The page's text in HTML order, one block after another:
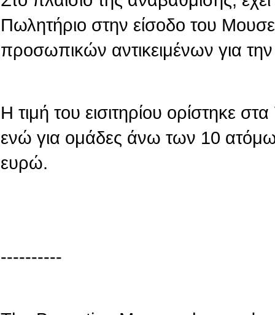
Πωλητήριο στην είσοδο του
προσωπικών αντικειμένων για
Η τιμή του εισιτηρίου ορίστηκε
ενώ για ομάδες άνω των 10
ευρώ.
----------